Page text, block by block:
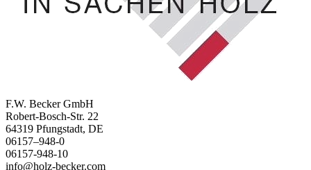
F.W. Becker GmbH
Robert-Bosch-Str. 22
64319 Pfungstadt, DE
06157–948-0
06157-948-10
info@holz-becker.com